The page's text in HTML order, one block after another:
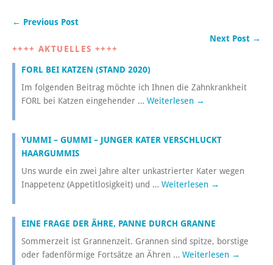
← Previous Post
Next Post →
++++ AKTUELLES ++++
FORL BEI KATZEN (STAND 2020)
Im folgenden Beitrag möchte ich Ihnen die Zahnkrankheit
FORL bei Katzen eingehender … Weiterlesen →
YUMMI – GUMMI – JUNGER KATER VERSCHLUCKT
HAARGUMMIS
Uns wurde ein zwei Jahre alter unkastrierter Kater wegen
Inappetenz (Appetitlosigkeit) und … Weiterlesen →
EINE FRAGE DER ÄHRE, PANNE DURCH GRANNE
Sommerzeit ist Grannenzeit. Grannen sind spitze, borstige
oder fadenförmige Fortsätze an Ähren … Weiterlesen →